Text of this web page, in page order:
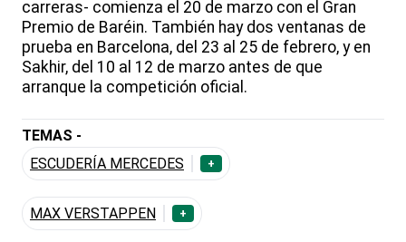
carreras- comienza el 20 de marzo con el Gran
Premio de Baréin. También hay dos ventanas de
prueba en Barcelona, del 23 al 25 de febrero, y en
Sakhir, del 10 al 12 de marzo antes de que
arranque la competición oficial.
TEMAS -
ESCUDERÍA MERCEDES
+
MAX VERSTAPPEN +